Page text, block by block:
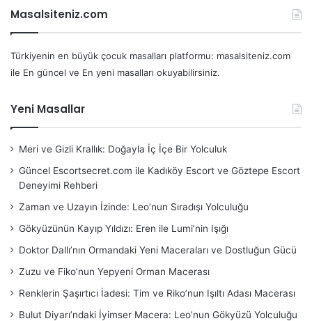
Masalsiteniz.com
Türkiyenin en büyük çocuk masalları platformu: masalsiteniz.com
ile En güncel ve En yeni masalları okuyabilirsiniz.
Yeni Masallar
Meri ve Gizli Krallık: Doğayla İç İçe Bir Yolculuk
Güncel Escortsecret.com ile Kadıköy Escort ve Göztepe Escort
Deneyimi Rehberi
Zaman ve Uzayın İzinde: Leo’nun Sıradışı Yolculuğu
Gökyüzünün Kayıp Yıldızı: Eren ile Lumi’nin Işığı
Doktor Dallı’nın Ormandaki Yeni Maceraları ve Dostluğun Gücü
Zuzu ve Fiko’nun Yepyeni Orman Macerası
Renklerin Şaşırtıcı İadesi: Tim ve Riko’nun Işıltı Adası Macerası
Bulut Diyarı’ndaki İyimser Macera: Leo’nun Gökyüzü Yolculuğu